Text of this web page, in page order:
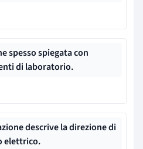
spesso spiegata con
di laboratorio.
descrive la direzione di
elettrico.